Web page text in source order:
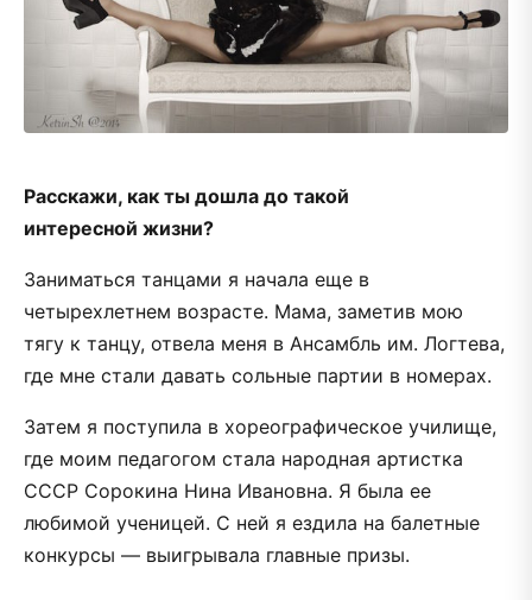
Расскажи, как ты дошла до такой
интересной жизни?
Заниматься танцами я начала еще в
четырехлетнем возрасте. Мама, заметив мою
тягу к танцу, отвела меня в Ансамбль им. Логтева,
где мне стали давать сольные партии в номерах.
Затем я поступила в хореографическое училище,
где моим педагогом стала народная артистка
СССР Сорокина Нина Ивановна. Я была ее
любимой ученицей. С ней я ездила на балетные
конкурсы — выигрывала главные призы.